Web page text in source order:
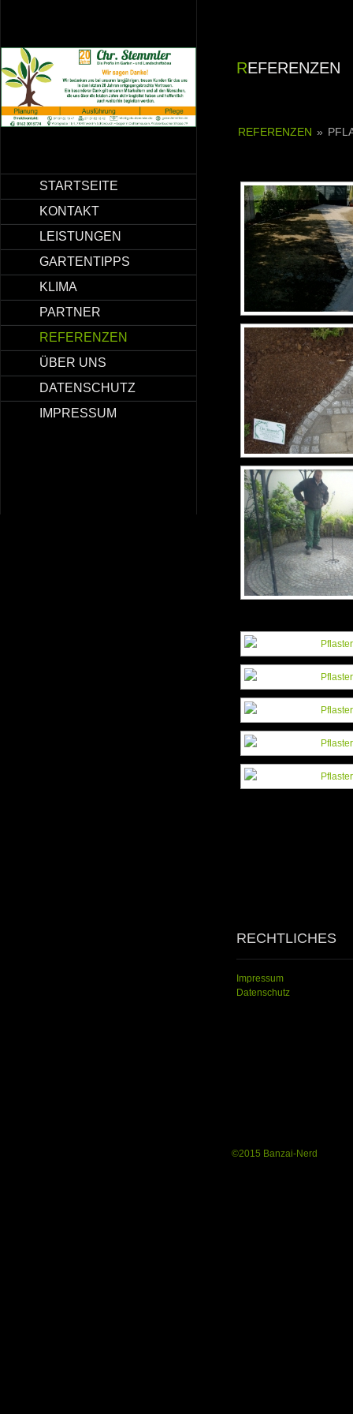
STARTSEITE
KONTAKT
LEISTUNGEN
GARTENTIPPS
KLIMA
PARTNER
REFERENZEN
ÜBER UNS
DATENSCHUTZ
IMPRESSUM
REFERENZEN
REFERENZEN »
RECHTLICHES
Impressum
Datenschutz
©2015 Banzai-Nerd